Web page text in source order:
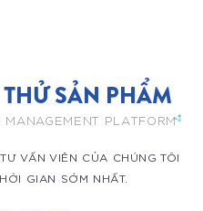
SẢN PHẨM
PLATFORM
VẤN VIÊN CỦA CHÚNG TÔI
GIAN SỚM NHẤT.